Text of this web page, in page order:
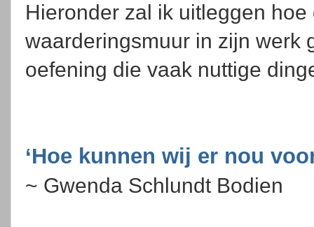
Hieronder zal ik uitleggen
waarderingsmuur in zijn werk
oefening die vaak nuttige
‘Hoe kunnen wij er nou
~ Gwenda Schlundt Bodien